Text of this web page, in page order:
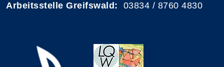
Arbeitsstelle Greifswald: 03834 / 8760 4830